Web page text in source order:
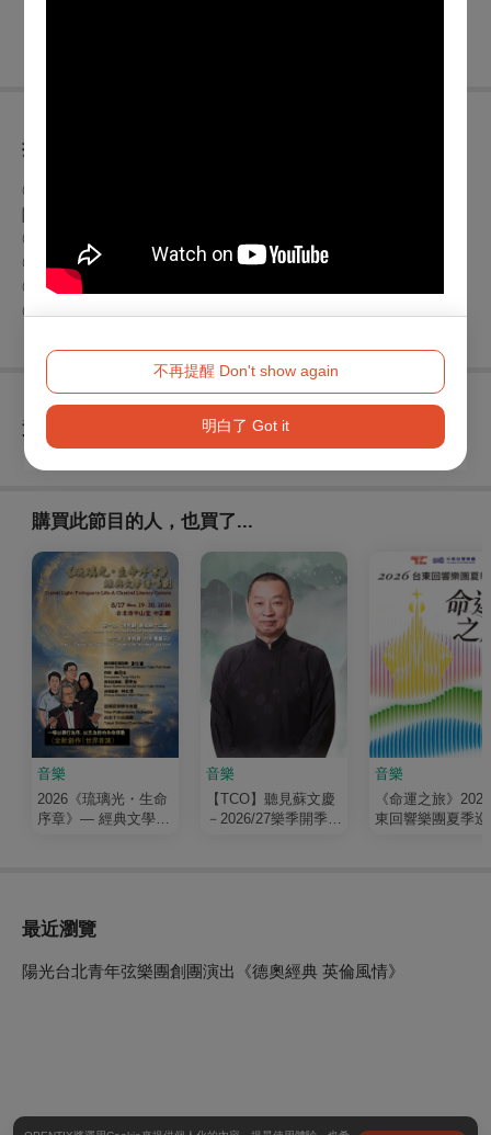
不再提醒 Don't show again
明白了 Got it
折扣方案
◎身心障礙人士及陪同者1名購票5折優待，入場時應出示身心
◎65歲(含)以上5折，入場時應出示證件
◎陽光台北音樂文教學會會員8折
◎兩廳院付費會員9折、免費會員(廳院青)9折
◎團體票10張以上8折
退換須知
購買此節目的人，也買了...
音樂
2026《琉璃光・生命
序章》— 經典文學清
音樂
【TCO】聽見蘇文慶
－2026/27樂季開季音
音樂
《命運之旅》
東回響樂團夏季巡
最近瀏覽
陽光台北青年弦樂團創團演出《德奧經典 英倫風情》